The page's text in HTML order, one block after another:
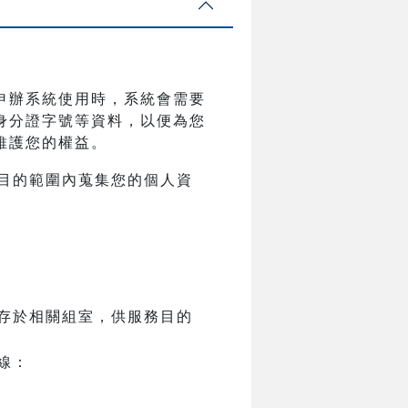
辦系統使用時，系統會需要
證字號等資料，以便為您
您的權益。
的範圍內蒐集您的個人資
於相關組室，供服務目的
：